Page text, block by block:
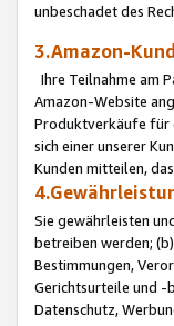
unbeschadet des
3.Amazon-
Ihre Teilnahme am
Amazon-Website
Produktverkäufe für
sich einer unserer
Kunden mitteilen,
Sie gewährleisten
betreiben werden;
Bestimmungen,
Gerichtsurteile und -
Datenschutz,